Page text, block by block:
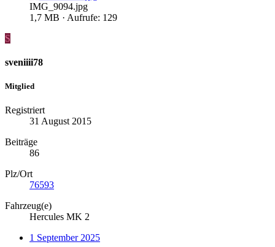
IMG_9094.jpg
1,7 MB · Aufrufe: 129
S
sveniiii78
Mitglied
Registriert
31 August 2015
Beiträge
86
Plz/Ort
76593
Fahrzeug(e)
Hercules MK 2
1 September 2025